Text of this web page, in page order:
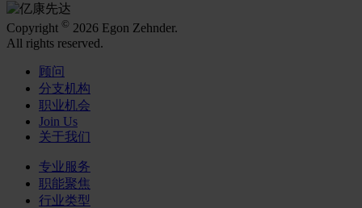
Copyright © 2026 Egon Zehnder.
All rights reserved.
顾问
分支机构
职业机会
Join Us
关于我们
专业服务
职能聚焦
行业类型